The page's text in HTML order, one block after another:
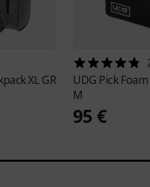
XL GR
UDG Pick
M
95 €